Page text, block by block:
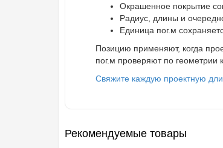
Окрашенное покрытие
Радиус, длины и
Единица пог.м
Позицию применяют, когда
пог.м проверяют по геометрии
Свяжите каждую проектную
Рекомендуемые товары